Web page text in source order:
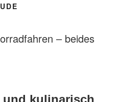
– beides
und kulinarisch